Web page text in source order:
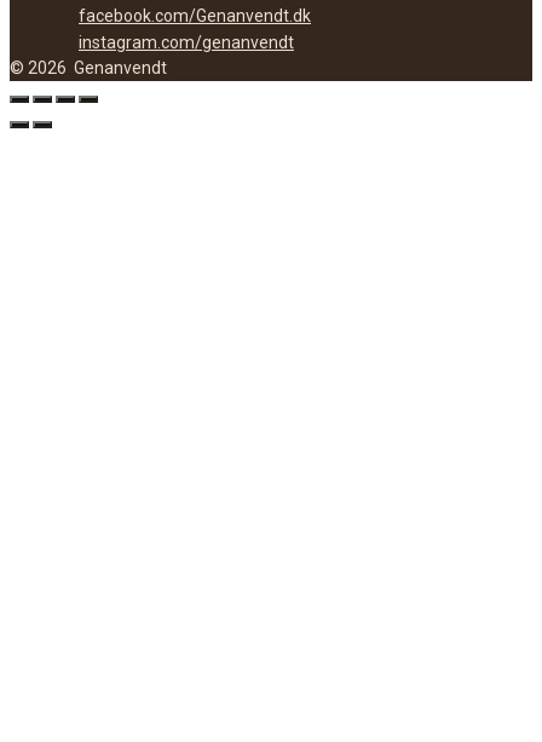
facebook.com/Genanvendt.dk
instagram.com/genanvendt
© 2026 Genanvendt